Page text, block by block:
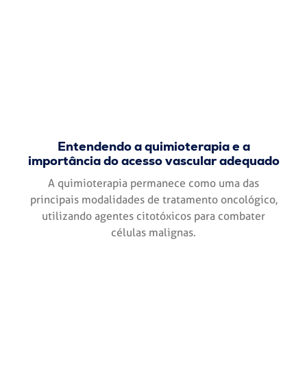
Entendendo a quimioterapia e a
importância do acesso vascular adequado
A quimioterapia permanece como uma das
principais modalidades de tratamento oncológico,
utilizando agentes citotóxicos para combater
células malignas.